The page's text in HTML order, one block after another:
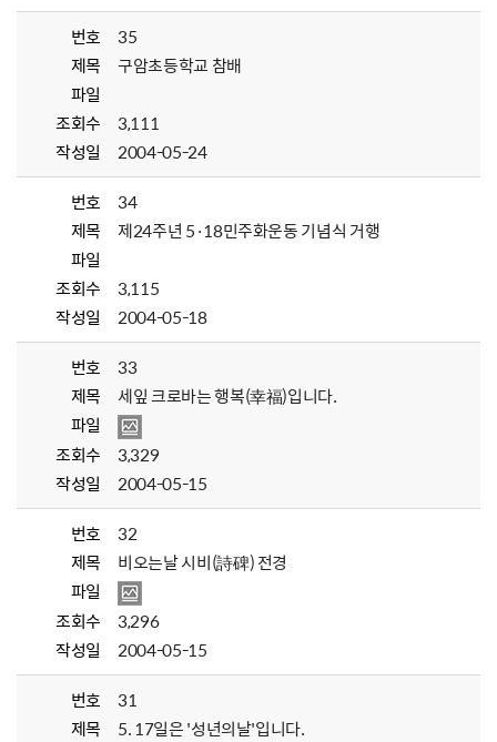
번호
35
제목
구암초등학교 참배
파일
조회수
3,111
작성일
2004-05-24
번호
34
제목
제24주년 5·18민주화운동 기념식 거행
파일
조회수
3,115
작성일
2004-05-18
번호
33
제목
세잎 크로바는 행복(幸福)입니다.
파일
조회수
3,329
작성일
2004-05-15
번호
32
제목
비오는날 시비(詩碑) 전경
파일
조회수
3,296
작성일
2004-05-15
번호
31
제목
5. 17일은 '성년의날'입니다.